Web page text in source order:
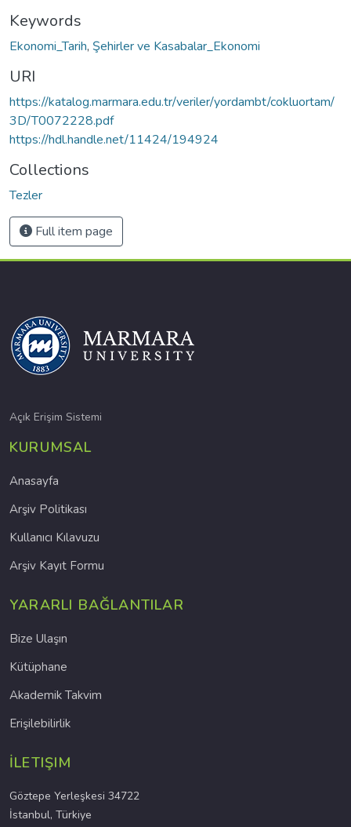
Keywords
Ekonomi_Tarih, Şehirler ve Kasabalar_Ekonomi
URI
https://katalog.marmara.edu.tr/veriler/yordambt/cokluortam/
3D/T0072228.pdf
https://hdl.handle.net/11424/194924
Collections
Tezler
Full item page
Açık Erişim Sistemi
KURUMSAL
Anasayfa
Arşiv Politikası
Kullanıcı Kılavuzu
Arşiv Kayıt Formu
YARARLI BAĞLANTILAR
Bize Ulaşın
Kütüphane
Akademik Takvim
Erişilebilirlik
İLETIŞIM
Göztepe Yerleşkesi 34722
İstanbul, Türkiye